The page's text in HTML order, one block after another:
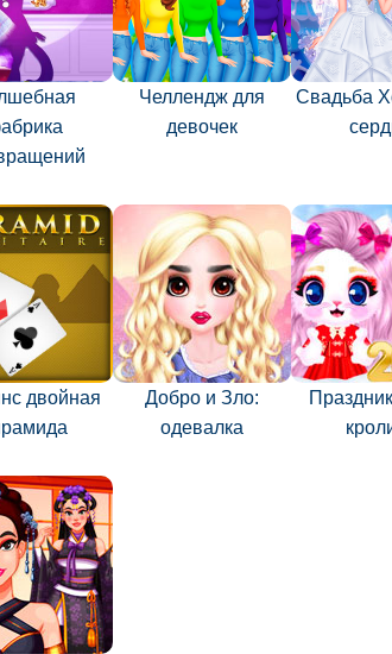
Челлендж для
девочек
Свадьба
двойная
Добро и Зло:
одевалка